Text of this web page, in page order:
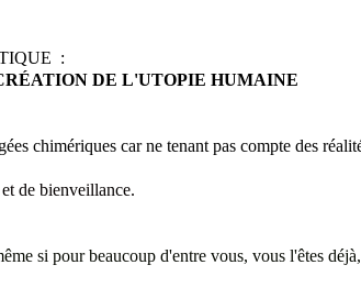
:
DE L'UTOPIE HUMAINE
chimériques car ne tenant pas compte des
de bienveillance.
si pour beaucoup d'entre vous, vous l'êtes